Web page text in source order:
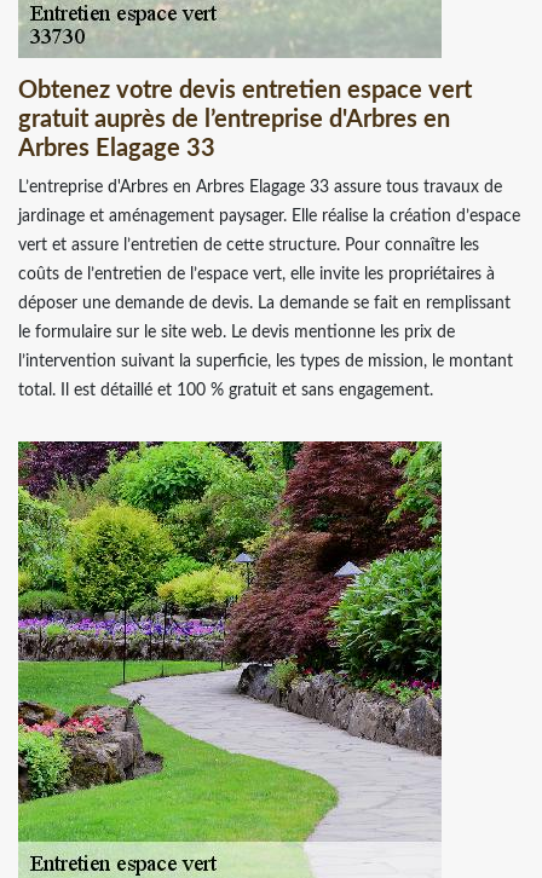
Obtenez votre devis entretien espace vert
gratuit auprès de l’entreprise d'Arbres en
Arbres Elagage 33
L’entreprise d'Arbres en Arbres Elagage 33 assure tous travaux de
jardinage et aménagement paysager. Elle réalise la création d’espace
vert et assure l’entretien de cette structure. Pour connaître les
coûts de l’entretien de l’espace vert, elle invite les propriétaires à
déposer une demande de devis. La demande se fait en remplissant
le formulaire sur le site web. Le devis mentionne les prix de
l’intervention suivant la superficie, les types de mission, le montant
total. Il est détaillé et 100 % gratuit et sans engagement.